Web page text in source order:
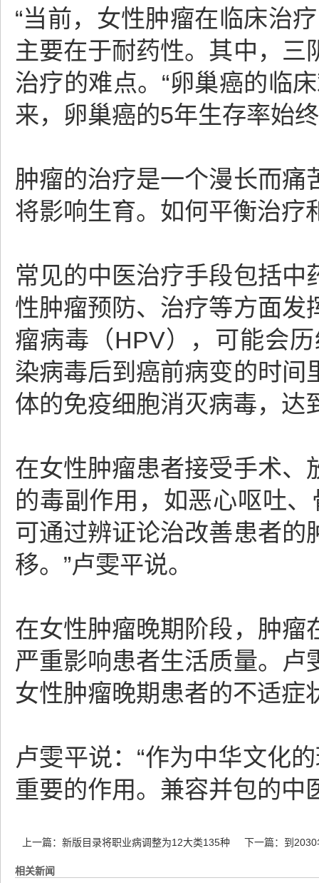
“当前，女性肿瘤在临床治
主要在于耐药性。其中，
治疗的难点。“卵巢癌的临
来，卵巢癌的5年生存率始
肿瘤的治疗是一个漫长而痛
将影响生育。如何平衡治疗
常见的中医治疗手段包括
性肿瘤预防、治疗等方面发
瘤病毒（HPV），可能会
染病毒后到癌前病变的时间
体的免疫细胞消灭病毒，达
在女性肿瘤患者接受手术、
的毒副作用，如恶心呕吐
可通过辨证论治改善患者的
移。”卢雯平说。
在女性肿瘤晚期阶段，肿瘤
严重影响患者生活质量。卢
女性肿瘤晚期患者的不适症
卢雯平说：“作为中华文化
重要的作用。兼容并包的中
上一篇： 新版目录将职业病调整为12大类135种 下一篇： 到
相关新闻